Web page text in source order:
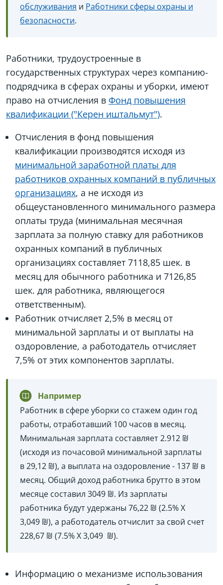
обслуживания и Работники сферы охраны и
безопасности.
Работники, трудоустроенные в
государственных структурах через компанию-
подрядчика в сферах охраны и уборки, имеют
право на отчисления в Фонд повышения
квалификации ("Керен иштальмут").
Отчисления в фонд повышения
квалификации производятся исходя из
минимальной заработной платы для
работников охранных компаний в публичных
организациях, а не исходя из
общеустановленного минимального размера
оплаты труда (минимальная месячная
зарплата за полную ставку для работников
охранных компаний в публичных
организациях составляет 7118,85 шек. в
месяц для обычного работника и 7126,85
шек. для работника, являющегося
ответственным).
Работник отчисляет 2,5% в месяц от
минимальной зарплаты и от выплаты на
оздоровление, а работодатель отчисляет
7,5% от этих компонентов зарплаты.
Например
Работник в сфере уборки со стажем один год
работы, отработавший 100 часов в месяц.
Минимальная зарплата составляет 2.912 ₪
(исходя из почасовой минимальной зарплаты
в 29,12 ₪), а выплата на оздоровление - 137 ₪ в
месяц. Общий доход работника брутто в этом
месяце составил 3049 ₪. Из зарплаты
работника будут удержаны 76,22 ₪ (2.5% X ‏
3,049 ₪), а работодатель отчислит за свой счет
228,67 ₪ (7.5% X ‏ 3,049 ₪).
Информацию о механизме использования